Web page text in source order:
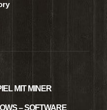
MIT MINER
– SOFTWARE